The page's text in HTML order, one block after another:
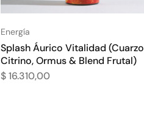
Energía
Splash Áurico Vitalidad (Cuarzo
Citrino, Ormus & Blend Frutal)
$16.310,00